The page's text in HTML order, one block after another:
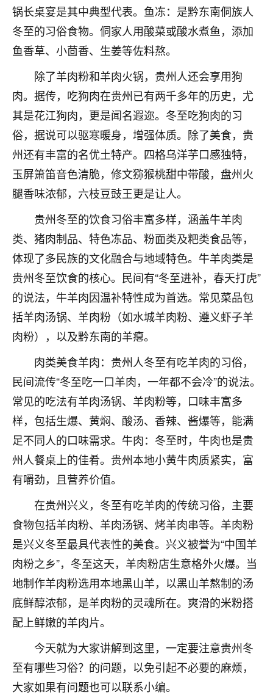
锅长桌宴是其中典型代表。鱼冻：是黔东南侗族人
冬至的习俗食物。侗家人用酸菜或酸水煮鱼，添加
鱼香草、小茴香、生姜等佐料熬。
除了羊肉粉和羊肉火锅，贵州人还会享用狗
肉。据传，吃狗肉在贵州已有两千多年的历史，尤
其是花江狗肉，更是闻名遐迩。冬至吃狗肉的习
俗，据说可以驱寒暖身，增强体质。除了美食，贵
州还有丰富的名优土特产。四格乌洋芋口感独特，
玉屏箫笛音色清脆，修文猕猴桃甜中带酸，盘州火
腿香味浓郁，六枝豆豉王更是让人。
贵州冬至的饮食习俗丰富多样，涵盖牛羊肉
类、猪肉制品、特色冻品、粉面类及粑类食品等，
体现了多民族的文化融合与地域特色。牛羊肉类是
贵州冬至饮食的核心。民间有“冬至进补，春天打虎”
的说法，牛羊肉因温补特性成为首选。常见菜品包
括羊肉汤锅、羊肉粉（如水城羊肉粉、遵义虾子羊
肉粉），以及黔东南的羊瘪。
肉类美食羊肉：贵州人冬至有吃羊肉的习俗，
民间流传“冬至吃一口羊肉，一年都不会冷”的说法。
常见的吃法有羊肉汤锅、羊肉粉等，口味丰富多
样，包括生爆、黄焖、酸汤、香辣、酱爆等，能满
足不同人的口味需求。牛肉：冬至时，牛肉也是贵
州人餐桌上的佳肴。贵州本地小黄牛肉质紧实，富
有嚼劲，且营养价值。
在贵州兴义，冬至有吃羊肉的传统习俗，主要
食物包括羊肉粉、羊肉汤锅、烤羊肉串等。羊肉粉
是兴义冬至最具代表性的美食。兴义被誉为“中国羊
肉粉之乡”，冬至这天，羊肉粉店生意格外火爆。当
地制作羊肉粉选用本地黑山羊，以黑山羊熬制的汤
底鲜醇浓郁，是羊肉粉的灵魂所在。爽滑的米粉搭
配上鲜嫩的羊肉片。
今天就为大家讲解到这里，一定要注意贵州冬
至有哪些习俗？的问题，以免引起不必要的麻烦，
大家如果有问题也可以联系小编。
鹿森：恭喜升职加薪！！，请客吗？�
32
心心相印
我身体不太好，总是病病殃殃的，去检查又没什么大
问题，反正就是不舒服。中医西医看遍了，找不到问
题，后来无意中看到有人推荐慧来老师，跟老师聊过
之后，心情豁然开朗，也听老师建议，处理了一些因
果问题。今年以来，身体比以前好多，主要是心情好
了，老师说境随心转，现在深有体会了。
鹿森：是的，其实跟老师聊过之后，最大的感
触，首先就是心态会变好，万般皆是命，半点
不由人！
1天前 来自四川 9
金白水清
我也想找老师看看，有没有人给个联系方式的啊？
鹿森：慧来老师微信：gjsy0624
1天前 来自江西
青春168
我也想要，我也想要！
2天前 来自山西 15
Jessica李
老师做不做超度法事？我想给我奶奶做超度，她今年
刚去世了。
做梦梦见她，后来也是朋友介绍，找到慧来老
师，安排了超度法事，做梦再也没有梦到过
了，一开始是半信半疑的，图个心安，给亡母
超度，现在看来，人不信也不行。
2天前 来自云南 11
优秀的张同学
老师收徒吗？？我对这些很感兴趣